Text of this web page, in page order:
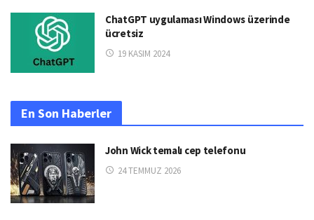
ChatGPT uygulaması Windows üzerinde
ücretsiz
19 KASIM 2024
En Son Haberler
John Wick temalı cep telefonu
24 TEMMUZ 2026